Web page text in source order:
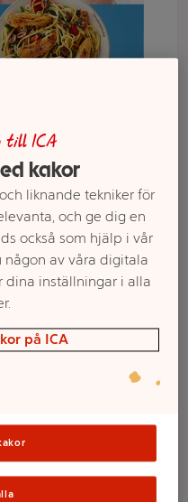
handla
mellan butikerna
till ICA
kakor
liknande tekniker för
och ge dig en
också som hjälp i vår
någon av våra digitala
dina inställningar i alla
på ICA